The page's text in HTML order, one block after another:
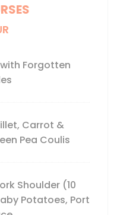
Forgotten
Carrot &
Pea Coulis
Shoulder (10
Potatoes, Port